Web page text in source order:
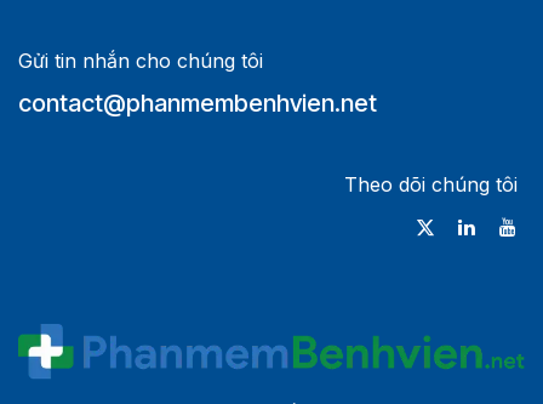
Gửi tin nhắn cho chúng tôi
contact@phanmembenhvien.net
Theo dõi chúng tôi